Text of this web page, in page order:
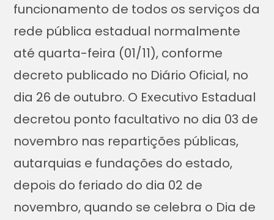
funcionamento de todos os serviços da
rede pública estadual normalmente
até quarta-feira (01/11), conforme
decreto publicado no Diário Oficial, no
dia 26 de outubro. O Executivo Estadual
decretou ponto facultativo no dia 03 de
novembro nas repartições públicas,
autarquias e fundações do estado,
depois do feriado do dia 02 de
novembro, quando se celebra o Dia de